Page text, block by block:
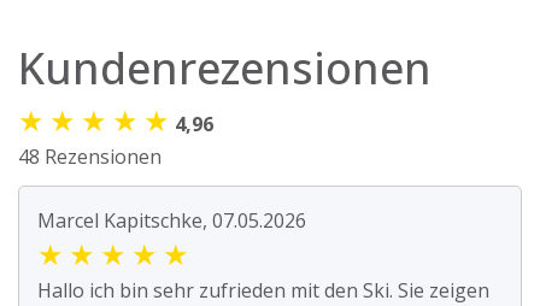
Kundenrezensionen
★ ★ ★ ★ ★ 4,96
48 Rezensionen
Marcel Kapitschke, 07.05.2026
★ ★ ★ ★ ★
Hallo ich bin sehr zufrieden mit den Ski. Sie zeigen